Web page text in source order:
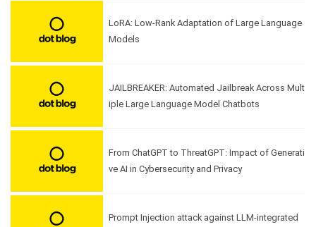
LoRA: Low-Rank Adaptation of Large Language
Models
JAILBREAKER: Automated Jailbreak Across Mult
iple Large Language Model Chatbots
From ChatGPT to ThreatGPT: Impact of Generati
ve AI in Cybersecurity and Privacy
Prompt Injection attack against LLM-integrated